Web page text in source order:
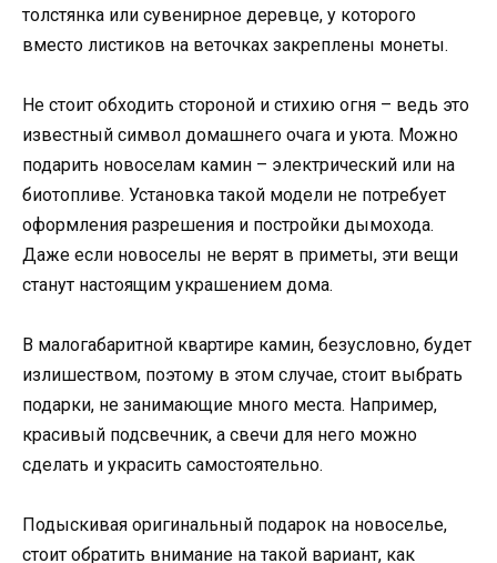
толстянка или сувенирное деревце, у которого
вместо листиков на веточках закреплены монеты.
Не стоит обходить стороной и стихию огня – ведь это
известный символ домашнего очага и уюта. Можно
подарить новоселам камин – электрический или на
биотопливе. Установка такой модели не потребует
оформления разрешения и постройки дымохода.
Даже если новоселы не верят в приметы, эти вещи
станут настоящим украшением дома.
В малогабаритной квартире камин, безусловно, будет
излишеством, поэтому в этом случае, стоит выбрать
подарки, не занимающие много места. Например,
красивый подсвечник, а свечи для него можно
сделать и украсить самостоятельно.
Подыскивая оригинальный подарок на новоселье,
стоит обратить внимание на такой вариант, как